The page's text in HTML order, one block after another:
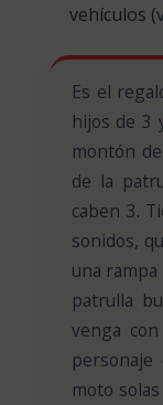
vehículos
Es el
hijos de 3
montón
de la
caben 3.
sonidos,
una
patrulla
venga
moto